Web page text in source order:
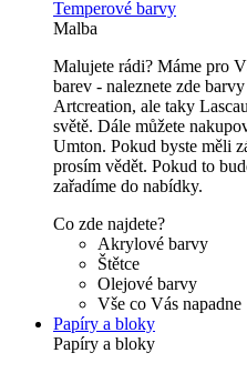
Temperové barvy
Malba
Malujete rádi? Máme pro
barev - naleznete zde
Artcreation, ale taky
světě. Dále můžete
Umton. Pokud byste měli
prosím vědět. Pokud to
zařadíme do nabídky.
Co zde najdete?
Akrylové barvy
Štětce
Olejové barvy
Vše co Vás napadne
Papíry a bloky
Papíry a bloky